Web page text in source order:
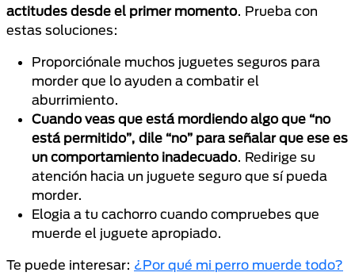
actitudes desde el primer momento. Prueba con
estas soluciones:
Proporciónale muchos juguetes seguros para
morder que lo ayuden a combatir el
aburrimiento.
Cuando veas que está mordiendo algo que “no
está permitido”, dile “no” para señalar que ese es
un comportamiento inadecuado. Redirige su
atención hacia un juguete seguro que sí pueda
morder.
Elogia a tu cachorro cuando compruebes que
muerde el juguete apropiado.
Te puede interesar: ¿Por qué mi perro muerde todo?